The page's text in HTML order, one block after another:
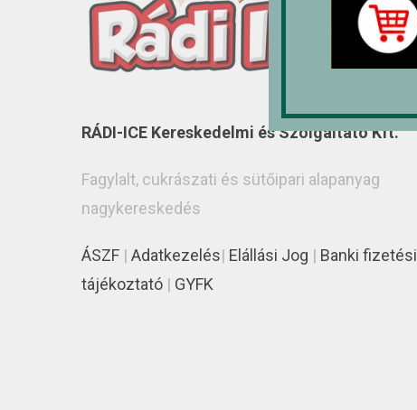
RÁDI-ICE Kereskedelmi és Szolgáltató Kft.
Fagylalt, cukrászati és sütőipari alapanyag
nagykereskedés
ÁSZF | Adatkezelés| Elállási Jog | Banki fizetési
tájékoztató | GYFK